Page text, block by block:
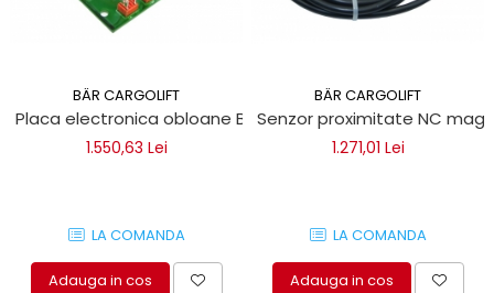
BÄR CARGOLIFT
Placa electronica obloane Bar Cargolift
1.550,63 Lei
LA COMANDA
Adauga in cos
BÄR CARGOLIFT
Senzor proximitate NC
1.271,01 Lei
LA COMANDA
Adauga in cos